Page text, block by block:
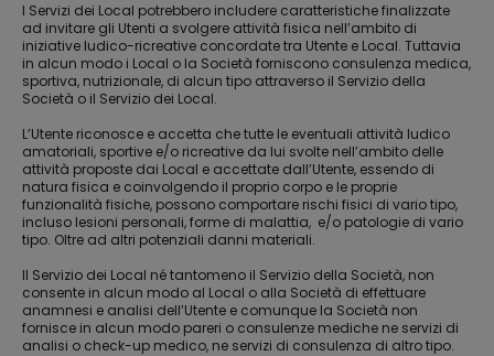
I Servizi dei Local potrebbero includere caratteristiche finalizzate
ad invitare gli Utenti a svolgere attività fisica nell’ambito di
iniziative ludico-ricreative concordate tra Utente e Local. Tuttavia
in alcun modo i Local o la Società forniscono consulenza medica,
sportiva, nutrizionale, di alcun tipo attraverso il Servizio della
Società o il Servizio dei Local.
L’Utente riconosce e accetta che tutte le eventuali attività ludico
amatoriali, sportive e/o ricreative da lui svolte nell’ambito delle
attività proposte dai Local e accettate dall’Utente, essendo di
natura fisica e coinvolgendo il proprio corpo e le proprie
funzionalità fisiche, possono comportare rischi fisici di vario tipo,
incluso lesioni personali, forme di malattia, e/o patologie di vario
tipo. Oltre ad altri potenziali danni materiali.
Il Servizio dei Local né tantomeno il Servizio della Società, non
consente in alcun modo al Local o alla Società di effettuare
anamnesi e analisi dell’Utente e comunque la Società non
fornisce in alcun modo pareri o consulenze mediche ne servizi di
analisi o check-up medico, ne servizi di consulenza di altro tipo.